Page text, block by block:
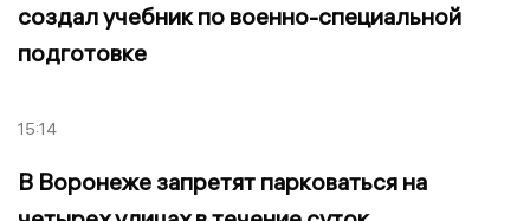
создал учебник по военно-специальной
подготовке
15:14
В Воронеже запретят парковаться на